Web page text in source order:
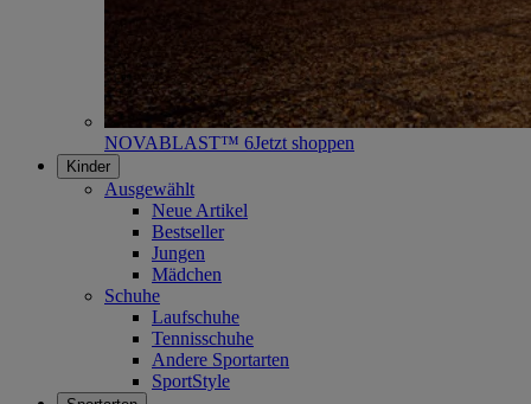
NOVABLAST™ 6Jetzt shoppen
Kinder
Ausgewählt
Neue Artikel
Bestseller
Jungen
Mädchen
Schuhe
Laufschuhe
Tennisschuhe
Andere Sportarten
SportStyle